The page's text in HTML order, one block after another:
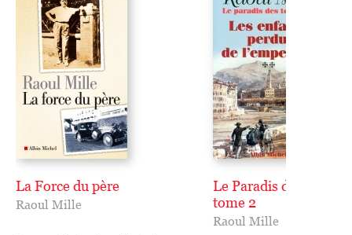
La Force du père
Raoul Mille
Le Paradis des
tome 2
Raoul Mille